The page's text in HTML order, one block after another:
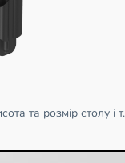
та розмір